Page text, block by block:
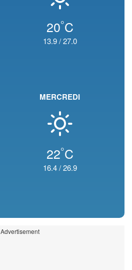
20°C
13.9/27.0
MERCREDI
22°C
16.4/26.9
Advertisement